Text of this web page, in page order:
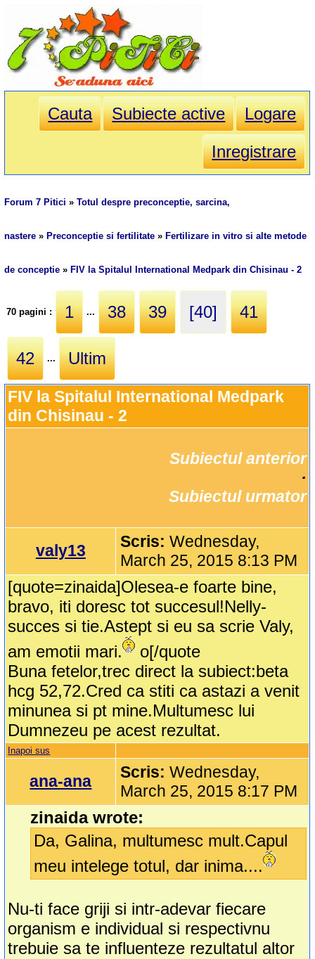
Cauta Subiecte active
Logare
Inregistrare
Forum 7 Pitici »Totul despre preconceptie, sarcina,
nastere » Preconceptie si fertilitate » Fertilizare in vitro si alte metode
de conceptie » FIV la Spitalul International Medpark din Chisinau - 2
70 pagini : 1 ... 38 39 [40] 41
42 ... Ultim
FIV la Spitalul International Medpark
din Chisinau - 2
Subiectul anterior
Subiectul urmator
valy13 Scris:Wednesday,
March 25, 2015 8:13 PM
[quote=zinaida]Olesea-e foarte bine,
bravo, iti doresc tot succesul!Nelly-
succes si tie.Astept si eu sa scrie Valy,
am emotii mari.
o[/quote
Buna fetelor,trec direct la subiect:beta
hcg 52,72.Cred ca stiti ca astazi a venit
minunea si pt mine.Multumesc lui
Dumnezeu pe acest rezultat.
Inapoi sus
ana-ana Scris:Wednesday,
March 25, 2015 8:17 PM
zinaida wrote:
Da, Galina, multumesc mult.Capul
meu intelege totul, dar inima....
Nu-ti face griji si intr-adevar fiecare
organism e individual si respectivnu
trebuie sa te influenteze rezultatul altor